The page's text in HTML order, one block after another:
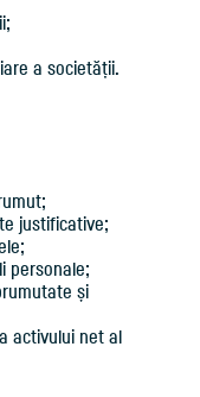
a societății.
justificative;
personale;
și
activului net al